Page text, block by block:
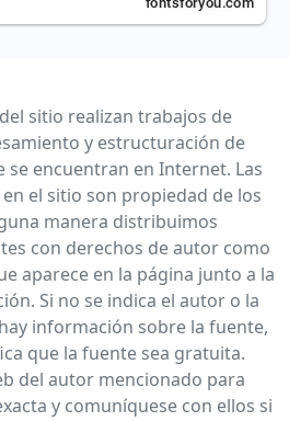
sitio realizan trabajos de
y estructuración de
encuentran en Internet. Las
el sitio son propiedad de los
manera distribuimos
con derechos de autor como
aparece en la página junto a la
Si no se indica el autor o la
información sobre la fuente,
que la fuente sea gratuita.
del autor mencionado para
y comuníquese con ellos si